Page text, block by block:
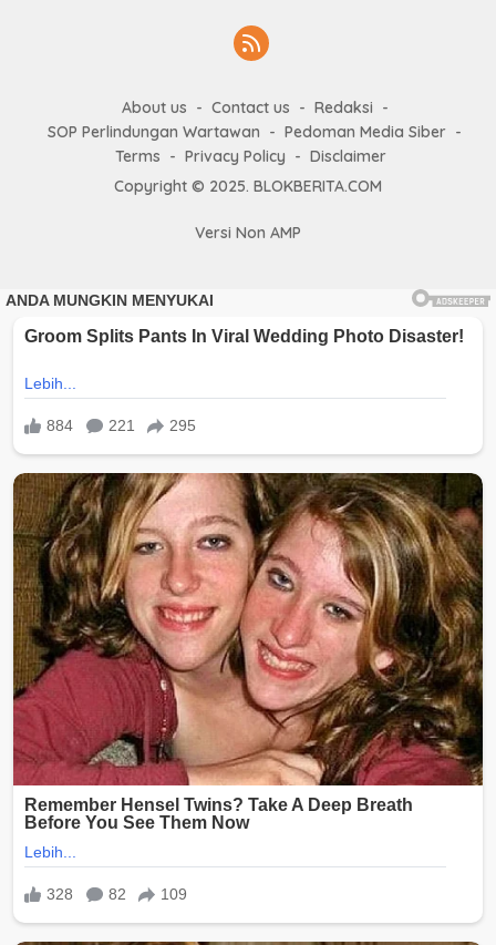
About us Contact us
Redaksi
SOP Perlindungan Wartawan
Pedoman Media Siber
Terms
Privacy Policy
Disclaimer
Copyright © 2025. BLOKBERITA.COM
Versi Non AMP